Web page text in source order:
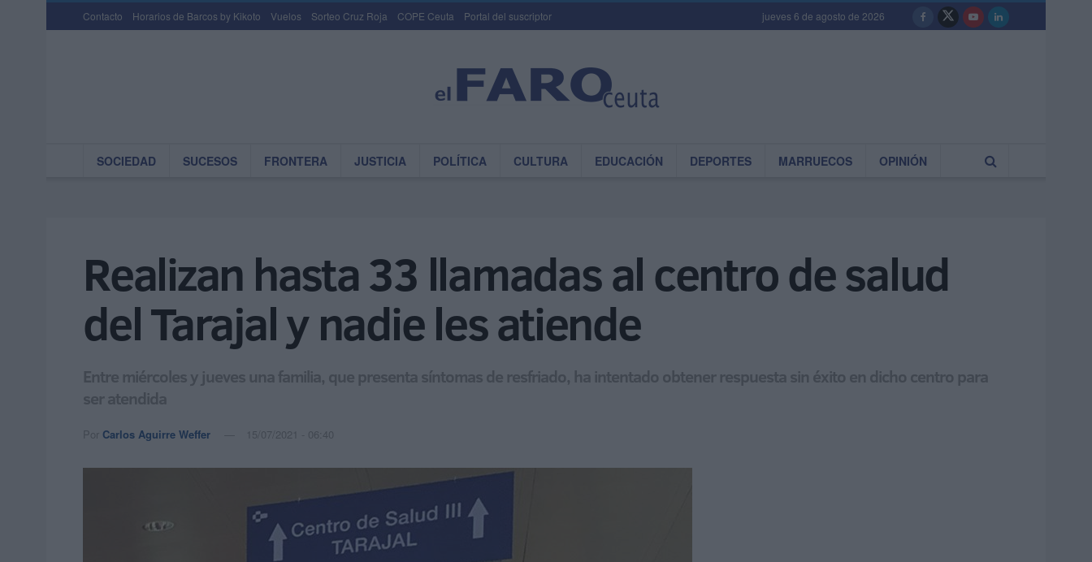
Contacto Horarios de Barcos by Kikoto Vuelos Sorteo Cruz Roja COPE Ceuta Portal del suscriptor jueves 6 de agosto de 2026
SOCIEDAD SUCESOS FRONTERA JUSTICIA POLÍTICA CULTURA EDUCACIÓN DEPORTES MARRUECOS OPINIÓN
Realizan hasta 33 llamadas al centro de salud
del Tarajal y nadie les atiende
Entre miércoles y jueves una familia, que presenta síntomas de resfriado, ha intentado obtener respuesta sin éxito en dicho centro para
ser atendida
Por Carlos Aguirre Weffer 15/07/2021 - 06:40